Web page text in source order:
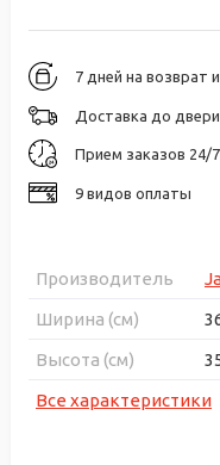
7 дней на возврат
Доставка до
Прием заказов 24/7
9 видов оплаты
Производитель
Ширина (см)
Высота (см)
Все характеристики